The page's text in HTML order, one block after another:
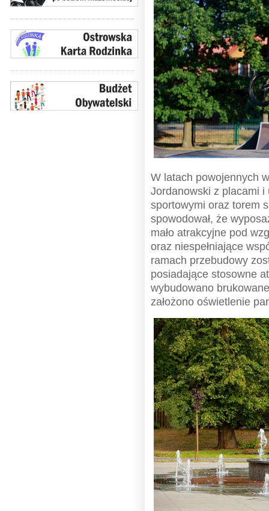
W latach powojennych
Jordanowski z placami
sportowymi oraz torem
spowodował, że
mało atrakcyjne pod
oraz niespełniające
ramach przebudowy
posiadające stosowne
wybudowano
założono oświetlenie